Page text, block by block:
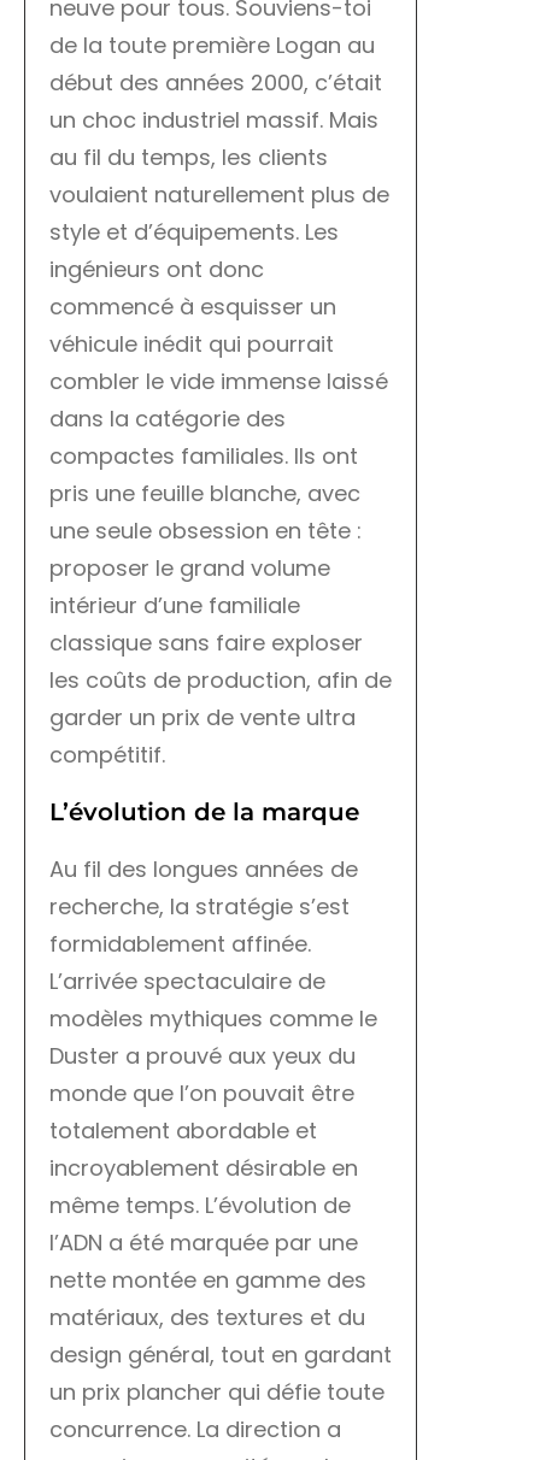
neuve pour tous. Souviens-toi
de la toute première Logan au
début des années 2000, c’était
un choc industriel massif. Mais
au fil du temps, les clients
voulaient naturellement plus de
style et d’équipements. Les
ingénieurs ont donc
commencé à esquisser un
véhicule inédit qui pourrait
combler le vide immense laissé
dans la catégorie des
compactes familiales. Ils ont
pris une feuille blanche, avec
une seule obsession en tête :
proposer le grand volume
intérieur d’une familiale
classique sans faire exploser
les coûts de production, afin de
garder un prix de vente ultra
compétitif.
L’évolution de la marque
Au fil des longues années de
recherche, la stratégie s’est
formidablement affinée.
L’arrivée spectaculaire de
modèles mythiques comme le
Duster a prouvé aux yeux du
monde que l’on pouvait être
totalement abordable et
incroyablement désirable en
même temps. L’évolution de
l’ADN a été marquée par une
nette montée en gamme des
matériaux, des textures et du
design général, tout en gardant
un prix plancher qui défie toute
concurrence. La direction a